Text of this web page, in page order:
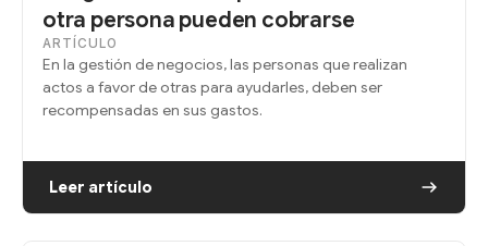
otra persona pueden cobrarse
ARTÍCULO
En la gestión de negocios, las personas que realizan
actos a favor de otras para ayudarles, deben ser
recompensadas en sus gastos.
Leer artículo